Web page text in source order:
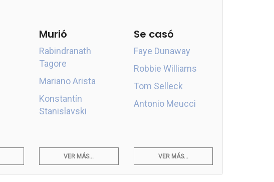
Murió
Rabindranath
Tagore
Mariano Arista
Konstantín
Stanislavski
Se casó
Faye Dunaway
Robbie Williams
Tom Selleck
Antonio Meucci
VER MÁS... VER MÁS...